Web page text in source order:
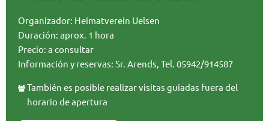
Organizador: Heimatverein Uelsen
Duración: aprox. 1 hora
Precio: a consultar
Información y reservas: Sr. Arends, Tel. 05942/914587
También es posible realizar visitas guiadas fuera del
horario de apertura